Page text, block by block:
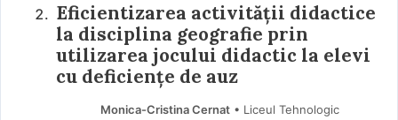
Eficientizarea activității didactice
la disciplina geografie prin
utilizarea jocului didactic la elevi
cu deficiențe de auz
Monica-Cristina Cernat• Liceul Tehnologic